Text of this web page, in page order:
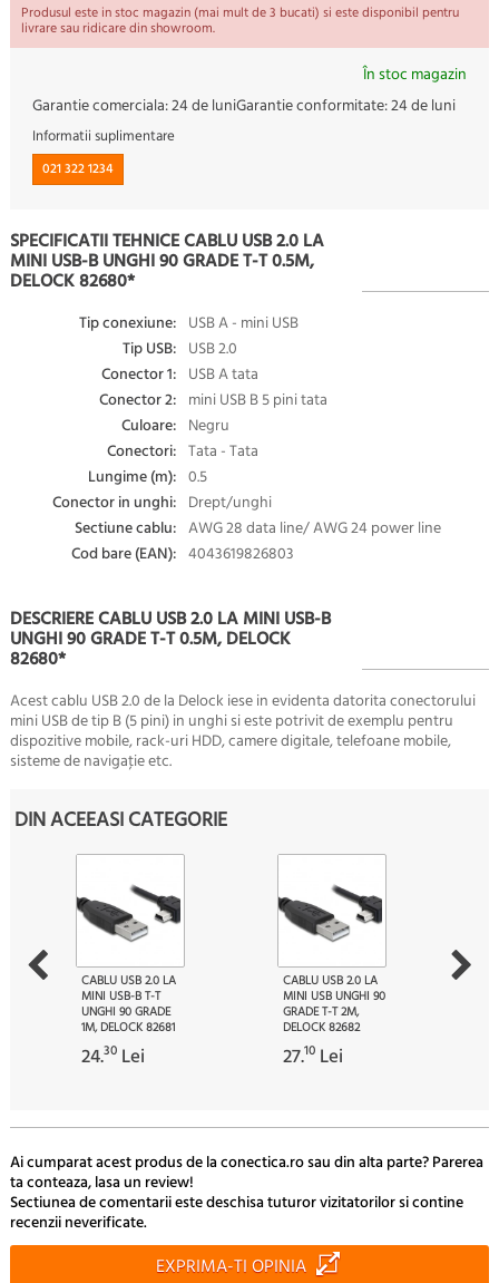
Produsul este in stoc magazin (mai mult de 3 bucati) si este disponibil pentru
livrare sau ridicare din showroom.
În stoc magazin
Garantie comerciala:24 de luniGarantie conformitate:24 de luni
Informatii suplimentare
021 322 1234
SPECIFICATII TEHNICE CABLU USB 2.0 LA
MINI USB-B UNGHI 90 GRADE T-T 0.5M,
DELOCK 82680*
Tip conexiune: USB A - mini USB
Tip USB: USB 2.0
Conector 1: USB A tata
Conector 2: mini USB B 5 pini tata
Culoare: Negru
Conectori: Tata - Tata
Lungime (m): 0.5
Conector in unghi: Drept/unghi
Sectiune cablu: AWG 28 data line/ AWG 24 power line
Cod bare (EAN): 4043619826803
DESCRIERE CABLU USB 2.0 LA MINI USB-B
UNGHI 90 GRADE T-T 0.5M, DELOCK
82680*
Acest cablu USB 2.0 de la Delock iese in evidenta datorita conectorului
mini USB de tip B (5 pini) in unghi si este potrivit de exemplu pentru
dispozitive mobile, rack-uri HDD, camere digitale, telefoane mobile,
sisteme de navigaţie etc.
DIN ACEEASI CATEGORIE
CABLU USB 2.0 LA
MINI USB-B T-T
UNGHI 90 GRADE
1M, DELOCK 82681
24.30 Lei
CABLU USB 2.0 LA
MINI USB UNGHI 90
GRADE T-T 2M,
DELOCK 82682
27.10 Lei
Ai cumparat acest produs de la conectica.ro sau din alta parte? Parerea
ta conteaza, lasa un review!
Sectiunea de comentarii este deschisa tuturor vizitatorilor si contine
recenzii neverificate.
EXPRIMA-TI OPINIA